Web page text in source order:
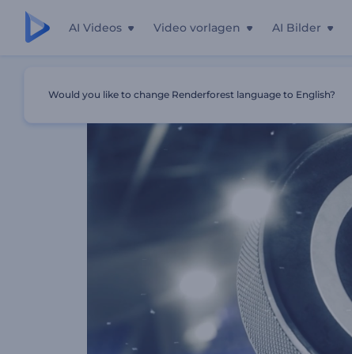
AI Videos Video vorlagen AI Bilder
Would you like to change Renderforest language to English?